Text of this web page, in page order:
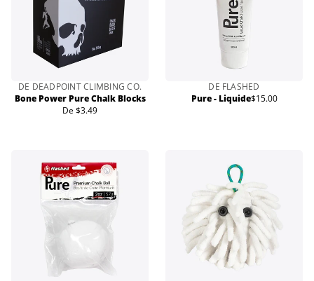
DE DEADPOINT CLIMBING CO.
Bone Power Pure Chalk Blocks
Prix
De $3.49
DE FLASHED
Pure - LiquidePrix
$15.00